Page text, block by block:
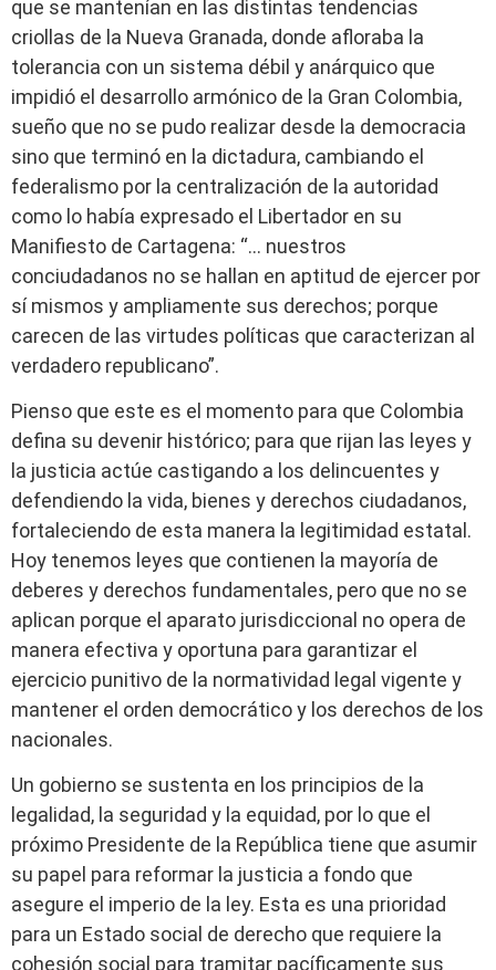
que se mantenían en las distintas tendencias
criollas de la Nueva Granada, donde afloraba la
tolerancia con un sistema débil y anárquico que
impidió el desarrollo armónico de la Gran Colombia,
sueño que no se pudo realizar desde la democracia
sino que terminó en la dictadura, cambiando el
federalismo por la centralización de la autoridad
como lo había expresado el Libertador en su
Manifiesto de Cartagena: “… nuestros
conciudadanos no se hallan en aptitud de ejercer por
sí mismos y ampliamente sus derechos; porque
carecen de las virtudes políticas que caracterizan al
verdadero republicano”.
Pienso que este es el momento para que Colombia
defina su devenir histórico; para que rijan las leyes y
la justicia actúe castigando a los delincuentes y
defendiendo la vida, bienes y derechos ciudadanos,
fortaleciendo de esta manera la legitimidad estatal.
Hoy tenemos leyes que contienen la mayoría de
deberes y derechos fundamentales, pero que no se
aplican porque el aparato jurisdiccional no opera de
manera efectiva y oportuna para garantizar el
ejercicio punitivo de la normatividad legal vigente y
mantener el orden democrático y los derechos de los
nacionales.
Un gobierno se sustenta en los principios de la
legalidad, la seguridad y la equidad, por lo que el
próximo Presidente de la República tiene que asumir
su papel para reformar la justicia a fondo que
asegure el imperio de la ley. Esta es una prioridad
para un Estado social de derecho que requiere la
cohesión social para tramitar pacíficamente sus